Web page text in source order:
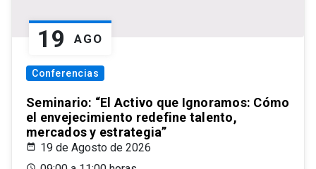
19 AGO
Conferencias
Seminario: “El Activo que Ignoramos: Cómo
el envejecimiento redefine talento,
mercados y estrategia”
19 de Agosto de 2026